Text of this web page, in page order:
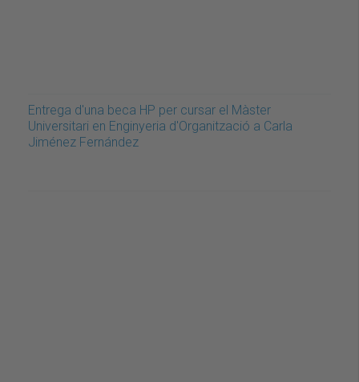
Entrega d'una beca HP per cursar el Màster
Universitari en Enginyeria d'Organització a Carla
Jiménez Fernández